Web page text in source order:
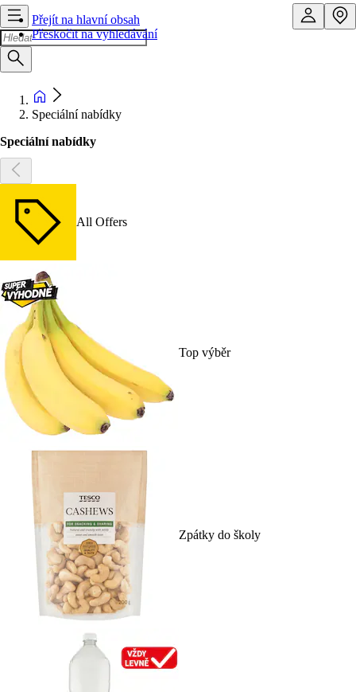
Přejít na hlavní obsah
Přeskočit na vyhledávání
Speciální nabídky
Speciální nabídky
All Offers
Top výběr
Zpátky do školy